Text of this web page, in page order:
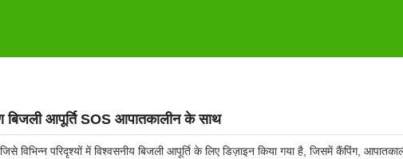
बिजली आपूर्ति SOS आपातकालीन के साथ
विभिन्न परिदृश्यों में विश्वसनीय बिजली आपूर्ति के लिए डिज़ाइन किया गया है, जिसमें कैंपिंग,